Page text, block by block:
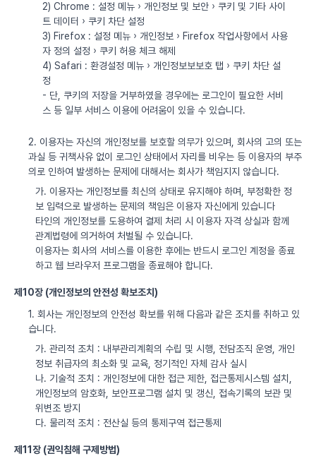
2) Chrome : 설정 메뉴 › 개인정보 및 보안 › 쿠키 및 기타 사이
트 데이터 › 쿠키 차단 설정
3) Firefox : 설정 메뉴 › 개인정보 › Firefox 작업사항에서 사용
자 정의 설정 › 쿠키 허용 체크 해제
4) Safari : 환경설정 메뉴 › 개인정보보보호 탭 › 쿠키 차단 설
정
- 단, 쿠키의 저장을 거부하였을 경우에는 로그인이 필요한 서비
스 등 일부 서비스 이용에 어려움이 있을 수 있습니다.
2. 이용자는 자신의 개인정보를 보호할 의무가 있으며, 회사의 고의 또는
과실 등 귀책사유 없이 로그인 상태에서 자리를 비우는 등 이용자의 부주
의로 인하여 발생하는 문제에 대해서는 회사가 책임지지 않습니다.
가. 이용자는 개인정보를 최신의 상태로 유지해야 하며, 부정확한 정
보 입력으로 발생하는 문제의 책임은 이용자 자신에게 있습니다
타인의 개인정보를 도용하여 결제 처리 시 이용자 자격 상실과 함께
관계법령에 의거하여 처벌될 수 있습니다.
이용자는 회사의 서비스를 이용한 후에는 반드시 로그인 계정을 종료
하고 웹 브라우저 프로그램을 종료해야 합니다.
제10장 (개인정보의 안전성 확보조치)
1. 회사는 개인정보의 안전성 확보를 위해 다음과 같은 조치를 취하고 있
습니다.
가. 관리적 조치 : 내부관리계획의 수립 및 시행, 전담조직 운영, 개인
정보 취급자의 최소화 및 교육, 정기적인 자체 감사 실시
나. 기술적 조치 : 개인정보에 대한 접근 제한, 접근통제시스템 설치,
개인정보의 암호화, 보안프로그램 설치 및 갱신, 접속기록의 보관 및
위변조 방지
다. 물리적 조치 : 전산실 등의 통제구역 접근통제
제11장 (권익침해 구제방법)